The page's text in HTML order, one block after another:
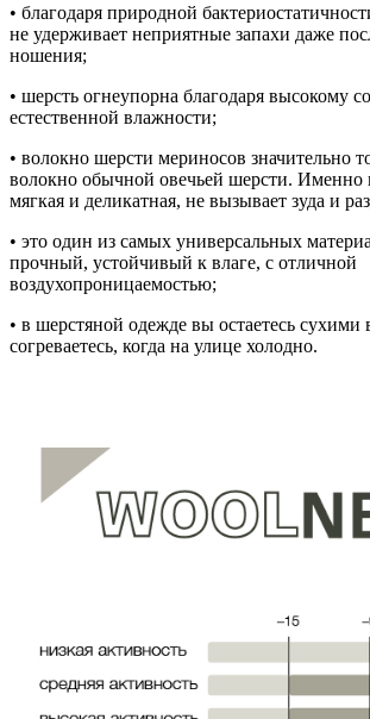
• благодаря природной
не удерживает неприятные запахи даже
ношения;
• шерсть огнеупорна благодаря высокому
естественной влажности;
• волокно шерсти мериносов значительно
волокно обычной овечьей шерсти. Именно
мягкая и деликатная, не вызывает зуда и
• это один из самых универсальных
прочный, устойчивый к влаге, с отличной
воздухопроницаемостью;
• в шерстяной одежде вы остаетесь
согреваетесь, когда на улице холодно.